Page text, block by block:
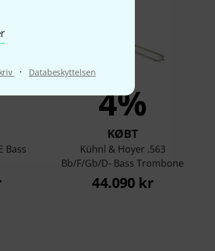
· Databeskyttelsen
Bass
4%
KØBT
Kühnl & Hoyer .563
Bb/F/Gb/D- Bass Trombone
44.090 kr